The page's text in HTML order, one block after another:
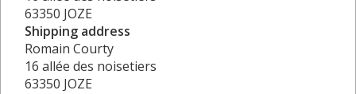
63350 JOZE
Shipping address
Romain Courty
16 allée des noisetiers
63350 JOZE